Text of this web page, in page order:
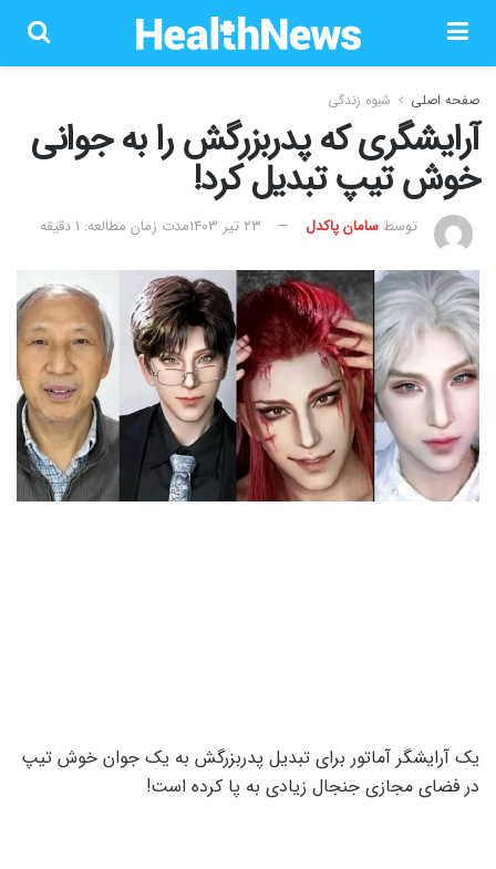
صفحه اصلی شیوه زندگی
آرایشگری که پدربزرگش را به جوانی
خوش تیپ تبدیل کرد!
توسطسامان پاکدل ۲۳ تیر ۱۴۰۳ مدت زمان مطالعه: 1 دقیقه
یک آرایشگر آماتور برای تبدیل پدربزرگش به یک جوان خوش تیپ
در فضای مجازی جنجال زیادی به پا کرده است!